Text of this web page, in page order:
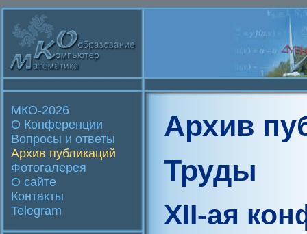
МКО-2026
О Конференции
Вопросы и ответы
Архив публикаций
Фотогалерея
О сайте
Контакты
Telegram
Архив
Труды
XII-ая